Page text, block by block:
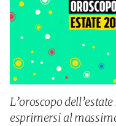
L’oroscopo
esprimersi al